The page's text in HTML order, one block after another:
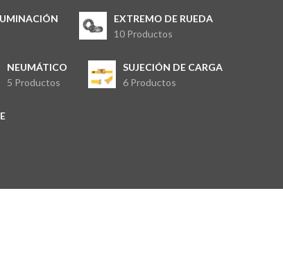
EXTREMO DE RUEDA
10 Productos
NEUMÁTICO
5 Productos
SUJECIÓN DE CARGA
6 Productos